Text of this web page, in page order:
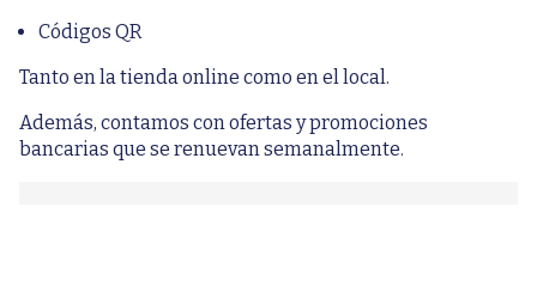
Códigos QR
Tanto en la tienda online como en el local.
Además, contamos con ofertas y promociones
bancarias que se renuevan semanalmente.